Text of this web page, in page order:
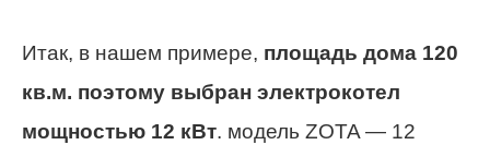
Итак, в нашем примере, площадь дома 120
кв.м. поэтому выбран электрокотел
мощностью 12 кВт. модель ZOTA — 12